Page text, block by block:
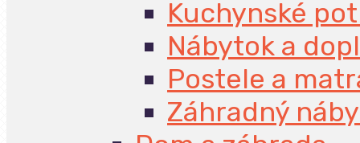
Kuchynské
Nábytok a
Postele a
Záhradný